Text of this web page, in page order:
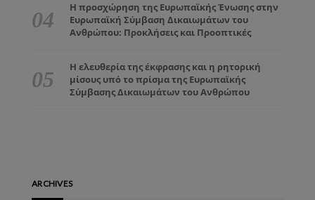
Η προσχώρηση της Ευρωπαϊκής Ένωσης στην
Ευρωπαϊκή Σύμβαση Δικαιωμάτων του
Ανθρώπου: Προκλήσεις και Προοπτικές
Η ελευθερία της έκφρασης και η ρητορική
μίσους υπό το πρίσμα της Ευρωπαϊκής
Σύμβασης Δικαιωμάτων του Ανθρώπου
ARCHIVES